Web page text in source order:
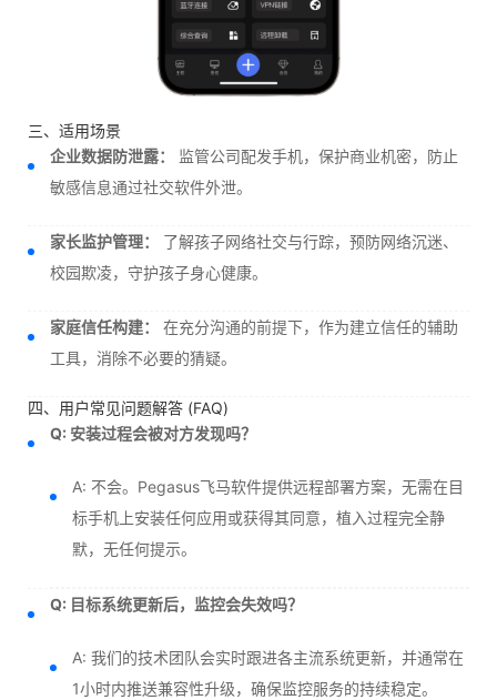
三、适用场景
企业数据防泄露：
监管公司配发手机，保护商业机密，防止
敏感信息通过社交软件外泄。
家长监护管理：
了解孩子网络社交与行踪，预防网络沉迷、
校园欺凌，守护孩子身心健康。
家庭信任构建：
在充分沟通的前提下，作为建立信任的辅助
工具，消除不必要的猜疑。
四、用户常见问题解答 (FAQ)
Q: 安装过程会被对方发现吗？
A: 不会。Pegasus飞马软件提供远程部署方案，无需在目
标手机上安装任何应用或获得其同意，植入过程完全静
默，无任何提示。
Q: 目标系统更新后，监控会失效吗？
A: 我们的技术团队会实时跟进各主流系统更新，并通常在
1小时内推送兼容性升级，确保监控服务的持续稳定。